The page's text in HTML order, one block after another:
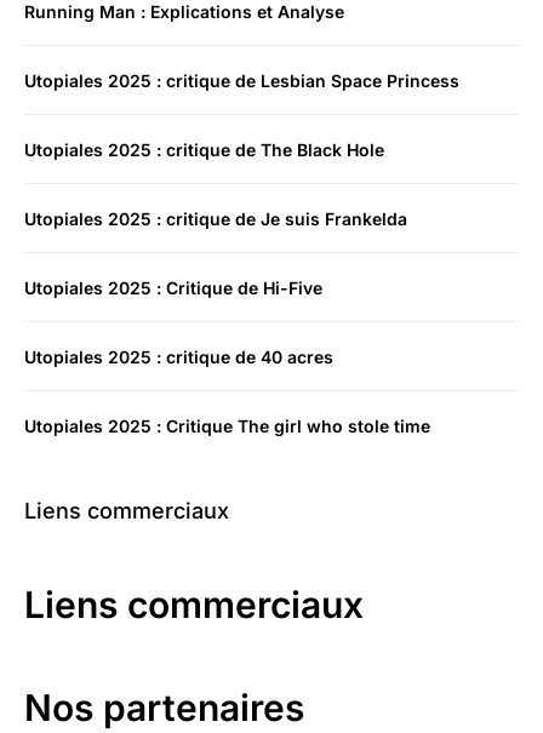
Running Man : Explications et Analyse
Utopiales 2025 : critique de Lesbian Space Princess
Utopiales 2025 : critique de The Black Hole
Utopiales 2025 : critique de Je suis Frankelda
Utopiales 2025 : Critique de Hi-Five
Utopiales 2025 : critique de 40 acres
Utopiales 2025 : Critique The girl who stole time
Liens commerciaux
Liens commerciaux
Nos partenaires